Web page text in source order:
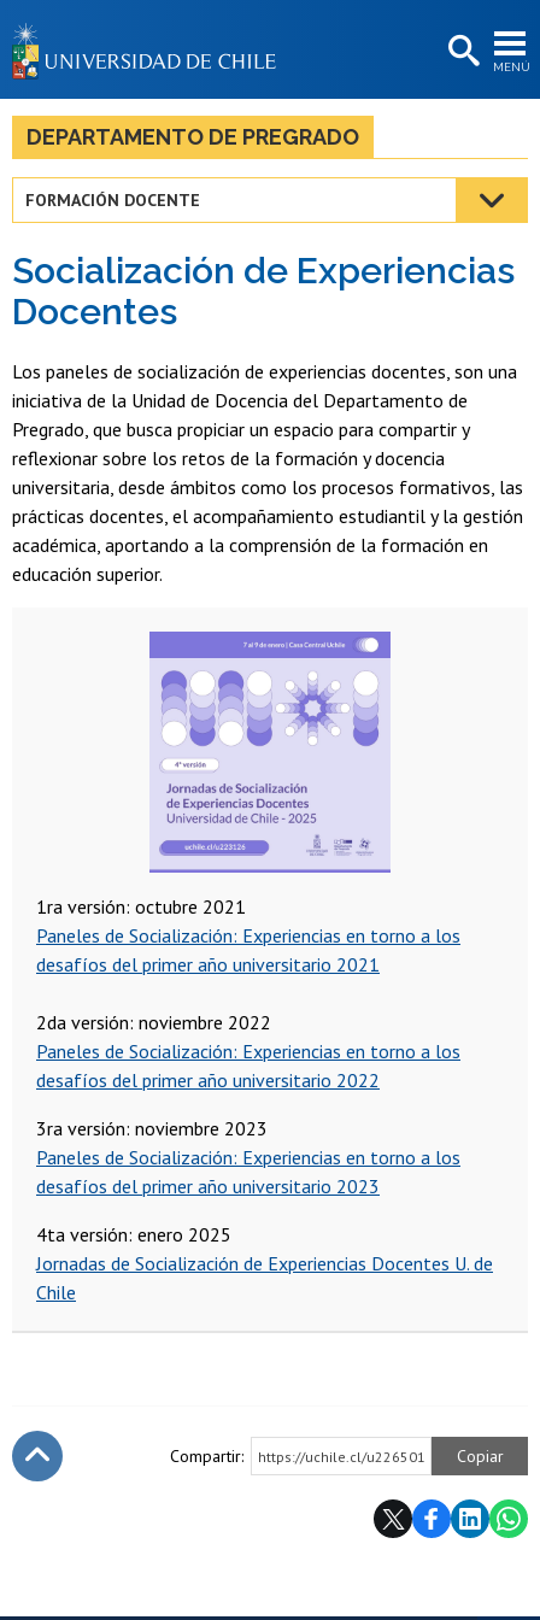
MENÚ
BIBLIOTECAS
LA UNIVERSIDAD
Estudiantes
Académicas/os
Egresadas/os
DEPARTAMENTO DE PREGRADO
FORMACIÓN DOCENTE
Socialización de Experiencias
Docentes
Los paneles de socialización de experiencias docentes, son una
iniciativa de la Unidad de Docencia del Departamento de
Pregrado, que busca propiciar un espacio para compartir y
reflexionar sobre los retos de la formación y docencia
universitaria, desde ámbitos como los procesos formativos, las
prácticas docentes, el acompañamiento estudiantil y la gestión
académica, aportando a la comprensión de la formación en
educación superior.
1ra versión: octubre 2021
Paneles de Socialización: Experiencias en torno a los
desafíos del primer año universitario 2021
2da versión: noviembre 2022
Paneles de Socialización: Experiencias en torno a los
desafíos del primer año universitario 2022
3ra versión: noviembre 2023
Paneles de Socialización: Experiencias en torno a los
desafíos del primer año universitario 2023
4ta versión: enero 2025
Jornadas de Socialización de Experiencias Docentes U. de
Chile
Compartir: https://uchile.cl/u226501 Copiar